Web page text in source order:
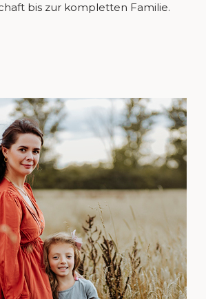
bis zur kompletten Familie.